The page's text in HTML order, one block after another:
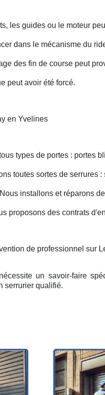
les guides ou le moteur
dans le mécanisme du
des fin de course peut
peut avoir été forcé.
en Yvelines
types de portes : portes
toutes sortes de serrures
installons et réparons
proposons des contrats
de professionnel sur
un savoir-faire
serrurier qualifié.